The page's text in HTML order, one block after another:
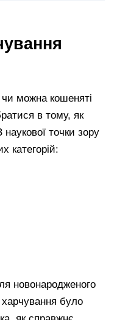
можна кошеняті
в тому, як
точки зору
категорій:
новонародженого
було